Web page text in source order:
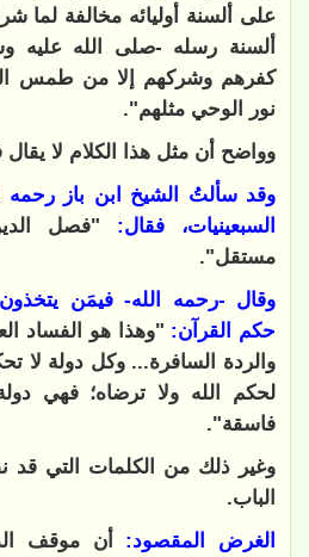
على ألسنة أوليائه مخالفة لما
ألسنة رسله -صلى الله عليه
كفرهم وشركهم إلا من طمس
نور الوحي مثلهم".
وواضح أن مثل هذا الكلام لا
وقد سألتُ الشيخ ابن باز رحمه
السبعينيات، فقال: "فصل
مستقل".
وقال -رحمه الله- فيمَن
حكم القرآن: "وهذا هو الفساد
والردة السافرة... وكل دولة لا
لحكم الله ولا ترضاه؛ فهي
فاسقة".
وغير ذلك من الكلمات التي قد
الباب.
الغرض المقصود: أن موقف